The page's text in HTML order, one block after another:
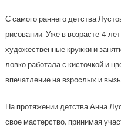
С самого раннего детства
рисовании. Уже в возрасте 4
художественные кружки и
ловко работала с кисточкой и
впечатление на взрослых и
На протяжении детства Анна
свое мастерство, принимая